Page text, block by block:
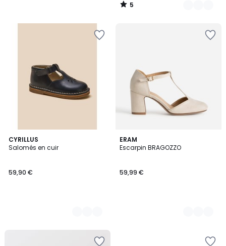
5
/
CYRILLUS
Salomés en cuir
59,90 €
2
Couleurs
ERAM
Escarpin BRAGOZZO
59,99 €
2
Couleurs